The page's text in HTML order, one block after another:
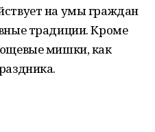
на умы граждан
традиции. Кроме
мишки, как